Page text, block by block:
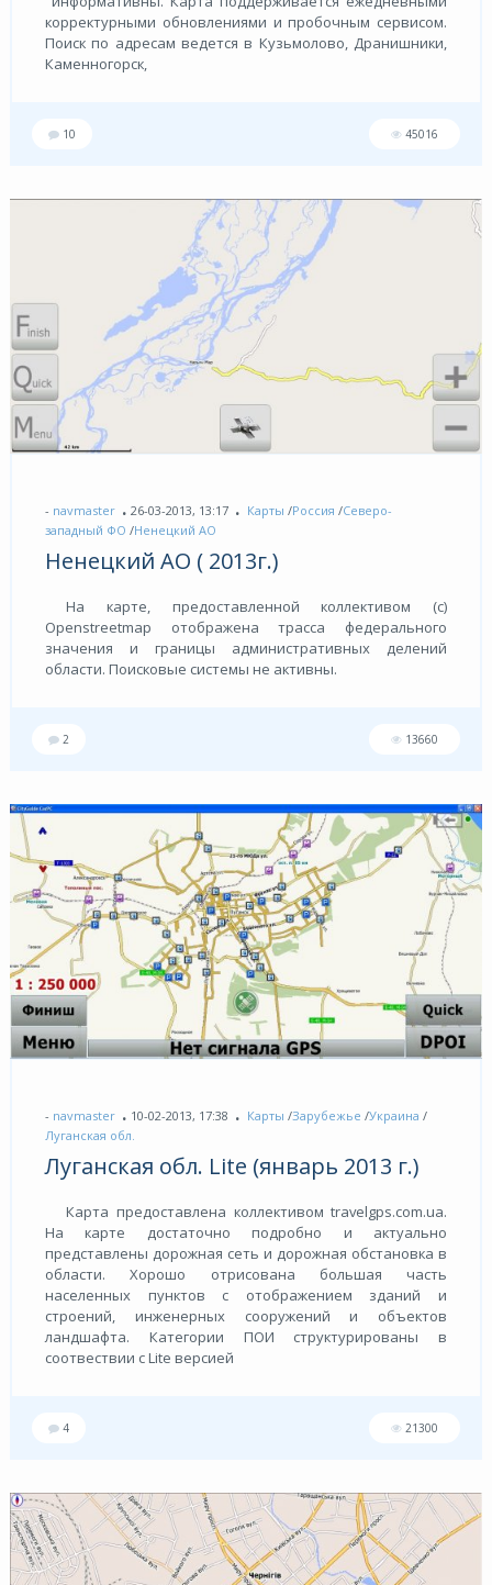
корректурными обновлениями и пробочным сервисом.
Поиск по адресам ведется в Кузьмолово, Дранишники,
Каменногорск,
10 45016
- navmaster 26-03-2013, 13:17 Карты /Россия /Северо-
западный ФО /Ненецкий АО
Ненецкий АО ( 2013г.)
На карте, предоставленной коллективом (с)
Openstreetmap отображена трасса федерального
значения и границы административных делений
области. Поисковые системы не активны.
2 13660
- navmaster 10-02-2013, 17:38 Карты /Зарубежье /Украина /
Луганская обл.
Луганская обл. Lite (январь 2013 г.)
Карта предоставлена коллективом travelgps.com.ua.
На карте достаточно подробно и актуально
представлены дорожная сеть и дорожная обстановка в
области. Хорошо отрисована большая часть
населенных пунктов с отображением зданий и
строений, инженерных сооружений и объектов
ландшафта. Категории ПОИ структурированы в
соотвествии с Lite версией
4 21300